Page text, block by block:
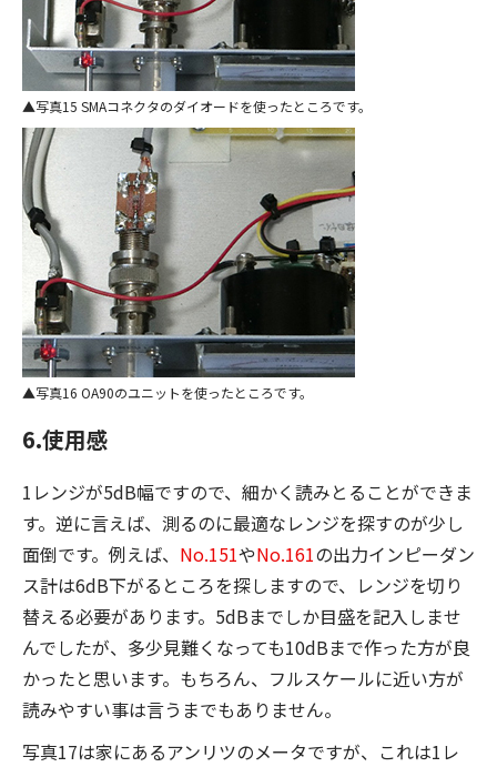
写真15 SMAコネクタのダイオードを使ったところです。
写真16 OA90のユニットを使ったところです。
6.使用感
1レンジが5dB幅ですので、細かく読みとることができま
す。逆に言えば、測るのに最適なレンジを探すのが少し
面倒です。例えば、 No.151やNo.161の出力インピーダン
ス計は6dB下がるところを探しますので、レンジを切り
替える必要があります。5dBまでしか目盛を記入しませ
んでしたが、多少見難くなっても10dBまで作った方が良
かったと思います。もちろん、フルスケールに近い方が
読みやすい事は言うまでもありません。
写真17は家にあるアンリツのメータですが、これは1レ